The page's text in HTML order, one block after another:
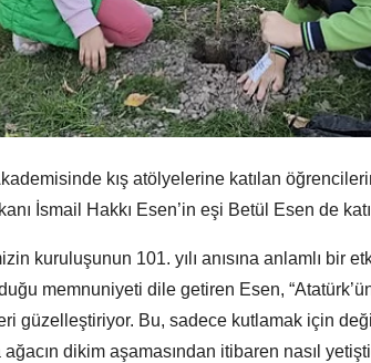
kış atölyelerine katılan
İsmail Hakkı Esen’in eşi Betül Esen de
kuruluşunun 101. yılı anısına anlamlı bir
memnuniyeti dile getiren Esen,
güzelleştiriyor. Bu, sadece kutlamak için
ağacın dikim aşamasından itibaren nasıl